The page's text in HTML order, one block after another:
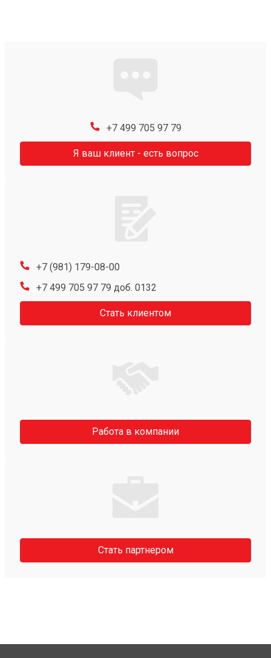
+7 499 705 97 79
Я ваш клиент - есть вопрос
+7 (981) 179-08-00
+7 499 705 97 79 доб. 0132
Стать клиентом
Работа в компании
Стать партнером